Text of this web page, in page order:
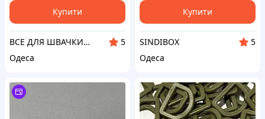
Купити
ВСЕ ДЛЯ ШВАЧКИ НА SINDTEX.COM
5
Одеса
Купити
SINDIBOX
5
Одеса